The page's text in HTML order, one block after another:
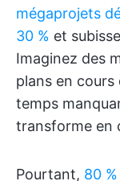
mégaprojets
30 % et
Imaginez des
plans en
temps
transforme en
Pourtant, 80